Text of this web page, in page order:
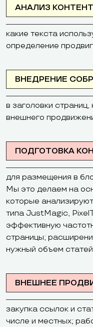
АНАЛИЗ
какие текста
определение
ВНЕДРЕНИЕ
в заголовки страниц,
внешнего
ПОДГОТОВКА
для размещения в
Мы это делаем на
которые
типа JustMagic,
эффективную
страницы;
нужный объем
ВНЕШНЕЕ
закупка ссылок и
числе и местных;